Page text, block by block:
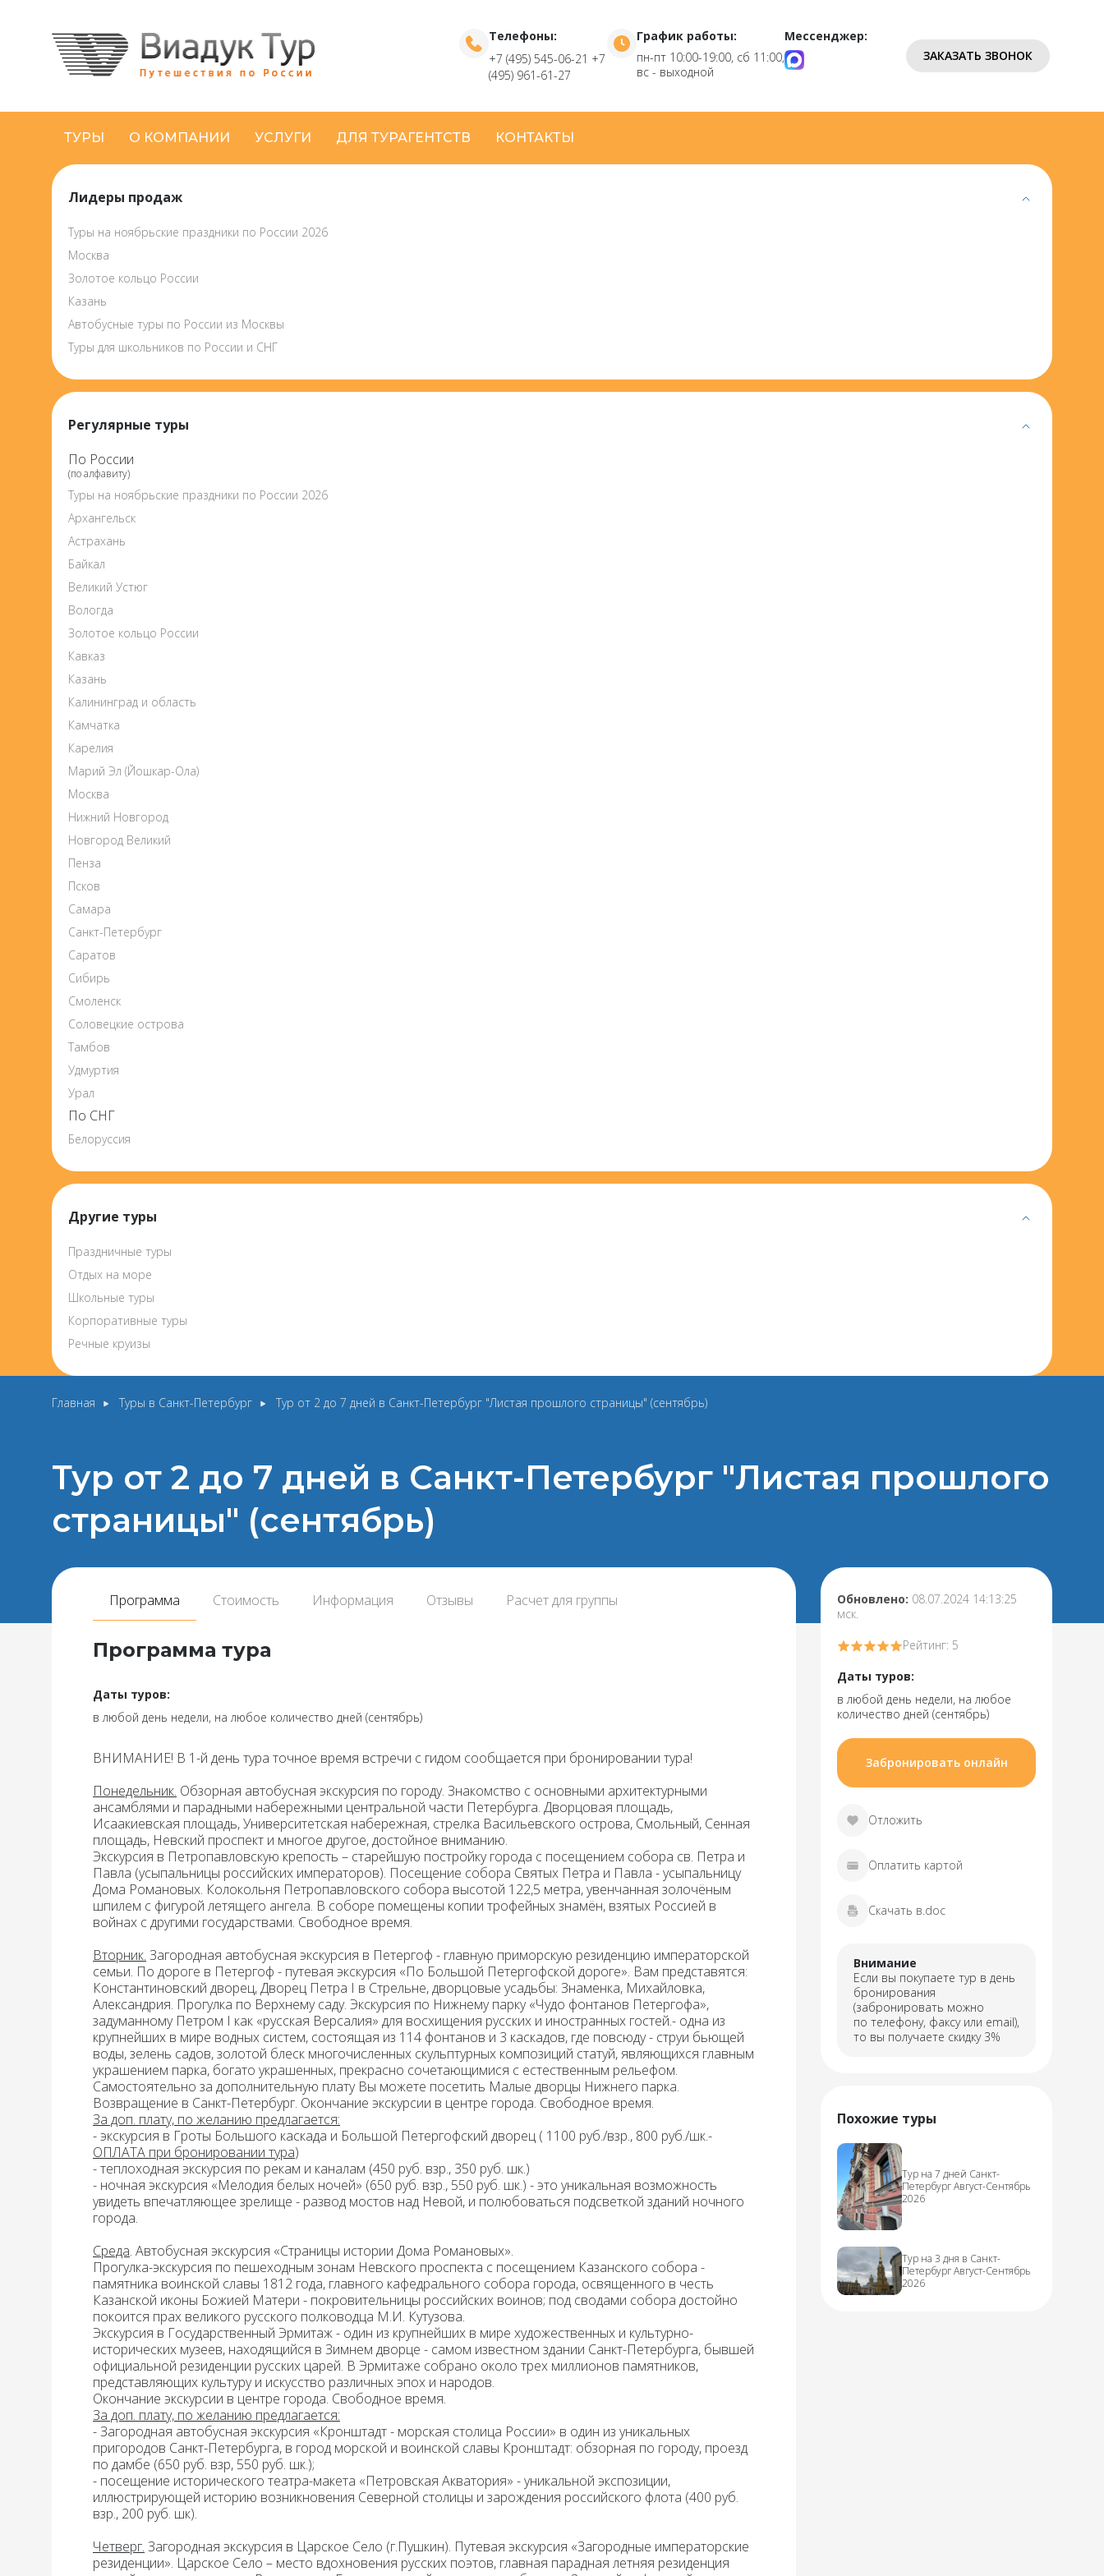
Телефоны:
+7 (495) 545-06-21 +7
(495) 961-61-27
График работы:
пн-пт 10:00-19:00, сб 11:00,
вс - выходной
Мессенджер:
ЗАКАЗАТЬ ЗВОНОК
ТУРЫ О КОМПАНИИ УСЛУГИ ДЛЯ ТУРАГЕНТСТВ КОНТАКТЫ
Лидеры продаж
Туры на ноябрьские праздники по России 2026
Москва
Золотое кольцо России
Казань
Автобусные туры по России из Москвы
Туры для школьников по России и СНГ
Регулярные туры
По России
(по алфавиту)
Туры на ноябрьские праздники по России 2026
Архангельск
Астрахань
Байкал
Великий Устюг
Вологда
Золотое кольцо России
Кавказ
Казань
Калининград и область
Камчатка
Карелия
Марий Эл (Йошкар-Ола)
Москва
Нижний Новгород
Новгород Великий
Пенза
Псков
Самара
Санкт-Петербург
Саратов
Сибирь
Смоленск
Соловецкие острова
Тамбов
Удмуртия
Урал
По СНГ
Белоруссия
Другие туры
Праздничные туры
Отдых на море
Школьные туры
Корпоративные туры
Речные круизы
Главная Туры в Санкт-Петербург Тур от 2 до 7 дней в Санкт-Петербург "Листая прошлого страницы" (сентябрь)
Тур от 2 до 7 дней в Санкт-Петербург "Листая прошлого
страницы" (сентябрь)
Программа Стоимость Информация Отзывы Расчет для группы
Программа тура
Даты туров:
в любой день недели, на любое количество дней (сентябрь)
ВНИМАНИЕ! В 1-й день тура точное время встречи с гидом сообщается при бронировании тура!
Понедельник. Обзорная автобусная экскурсия по городу. Знакомство с основными архитектурными
ансамблями и парадными набережными центральной части Петербурга. Дворцовая площадь,
Исаакиевская площадь, Университетская набережная, стрелка Васильевского острова, Смольный, Сенная
площадь, Невский проспект и многое другое, достойное вниманию.
Экскурсия в Петропавловскую крепость – старейшую постройку города с посещением собора св. Петра и
Павла (усыпальницы российских императоров). Посещение собора Святых Петра и Павла - усыпальницу
Дома Романовых. Колокольня Петропавловского собора высотой 122,5 метра, увенчанная золочёным
шпилем с фигурой летящего ангела. В соборе помещены копии трофейных знамён, взятых Россией в
войнах с другими государствами. Свободное время.
Вторник. Загородная автобусная экскурсия в Петергоф - главную приморскую резиденцию императорской
семьи. По дороге в Петергоф - путевая экскурсия «По Большой Петергофской дороге». Вам представятся:
Константиновский дворец, Дворец Петра I в Стрельне, дворцовые усадьбы: Знаменка, Михайловка,
Александрия. Прогулка по Верхнему саду. Экскурсия по Нижнему парку «Чудо фонтанов Петергофа»,
задуманному Петром I как «русская Версалия» для восхищения русских и иностранных гостей.- одна из
крупнейших в мире водных систем, состоящая из 114 фонтанов и 3 каскадов, где повсюду - струи бьющей
воды, зелень садов, золотой блеск многочисленных скульптурных композиций статуй, являющихся главным
украшением парка, богато украшенных, прекрасно сочетающимися с естественным рельефом.
Самостоятельно за дополнительную плату Вы можете посетить Малые дворцы Нижнего парка.
Возвращение в Санкт-Петербург. Окончание экскурсии в центре города. Свободное время.
За доп. плату, по желанию предлагается:
-экскурсия в Гроты Большого каскада и Большой Петергофский дворец ( 1100 руб./взр., 800 руб./шк.-
ОПЛАТА при бронировании тура)
- теплоходная экскурсия по рекам и каналам (450 руб. взр., 350 руб. шк.)
- ночная экскурсия «Мелодия белых ночей» (650 руб. взр., 550 руб. шк.) - это уникальная возможность
увидеть впечатляющее зрелище - развод мостов над Невой, и полюбоваться подсветкой зданий ночного
города.
Среда. Автобусная экскурсия «Страницы истории Дома Романовых».
Прогулка-экскурсия по пешеходным зонам Невского проспекта с посещением Казанского собора -
памятника воинской славы 1812 года, главного кафедрального собора города, освященного в честь
Казанской иконы Божией Матери - покровительницы российских воинов; под сводами собора достойно
покоится прах великого русского полководца М.И. Кутузова.
Экскурсия в Государственный Эрмитаж- один из крупнейших в мире художественных и культурно-
исторических музеев, находящийся в Зимнем дворце - самом известном здании Санкт-Петербурга, бывшей
официальной резиденции русских царей. В Эрмитаже собрано около трех миллионов памятников,
представляющих культуру и искусство различных эпох и народов.
Окончание экскурсии в центре города. Свободное время.
За доп. плату, по желанию предлагается:
- Загородная автобусная экскурсия «Кронштадт - морская столица России» в один из уникальных
пригородов Санкт-Петербурга, в город морской и воинской славы Кронштадт: обзорная по городу, проезд
по дамбе (650 руб. взр, 550 руб. шк.);
- посещение исторического театра-макета «Петровская Акватория» - уникальной экспозиции,
иллюстрирующей историю возникновения Северной столицы и зарождения российского флота (400 руб.
взр., 200 руб. шк).
Четверг. Загородная экскурсия в Царское Село (г.Пушкин). Путевая экскурсия «Загородные императорские
резиденции». Царское Село – место вдохновения русских поэтов, главная парадная летняя резиденция
Обновлено: 08.07.2024 14:13:25
мск.
Рейтинг: 5
Даты туров:
в любой день недели, на любое
количество дней (сентябрь)
Забронировать онлайн
Отложить
Оплатить картой
Скачать в.doc
Внимание
Если вы покупаете тур в день
бронирования
(забронировать можно
по телефону, факсу или email),
то вы получаете скидку 3%
Похожие туры
Тур на 7 дней Санкт-
Петербург Август-Сентябрь
2026
Тур на 3 дня в Санкт-
Петербург Август-Сентябрь
2026